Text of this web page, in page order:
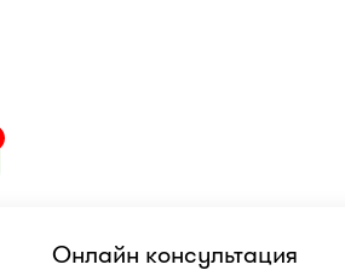
Онлайн консультация